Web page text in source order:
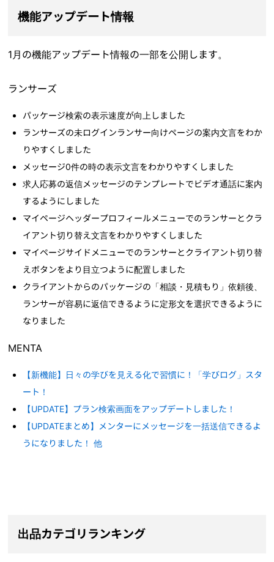
機能アップデート情報
1月の機能アップデート情報の一部を公開します。
ランサーズ
パッケージ検索の表示速度が向上しました
ランサーズの未ログインランサー向けページの案内文言をわか
りやすくしました
メッセージ0件の時の表示文言をわかりやすくしました
求人応募の返信メッセージのテンプレートでビデオ通話に案内
するようにしました
マイページヘッダープロフィールメニューでのランサーとクラ
イアント切り替え文言をわかりやすくしました
マイページサイドメニューでのランサーとクライアント切り替
えボタンをより目立つように配置しました
クライアントからのパッケージの「相談・見積もり」依頼後、
ランサーが容易に返信できるように定形文を選択できるように
なりました
MENTA
【新機能】日々の学びを見える化で習慣に！「学びログ」スタ
ート！
【UPDATE】プラン検索画面をアップデートしました！
【UPDATEまとめ】メンターにメッセージを一括送信できるよ
うになりました！ 他
出品カテゴリランキング